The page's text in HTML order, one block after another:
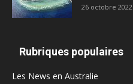
26 octobre 2022
Rubriques populaires
Les News en Australie